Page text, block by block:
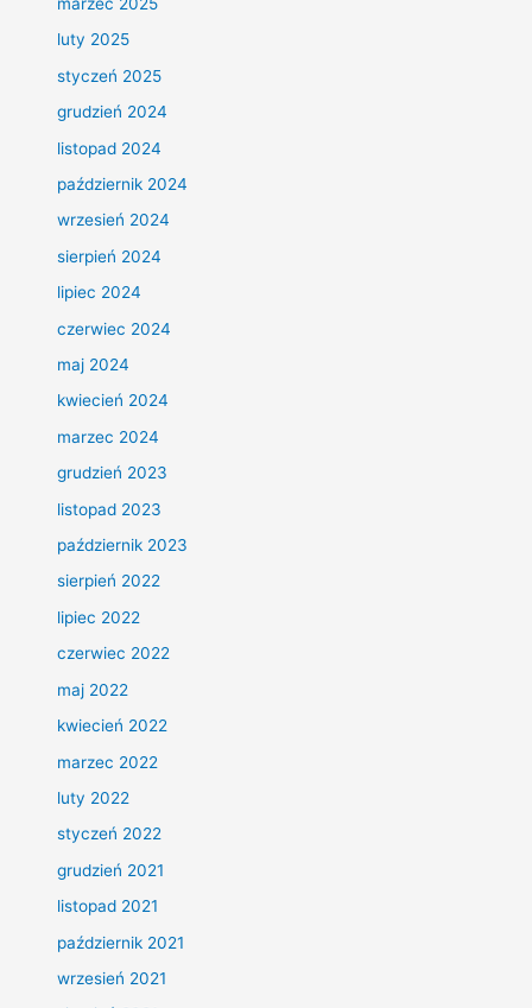
luty 2025
styczeń 2025
grudzień 2024
listopad 2024
październik 2024
wrzesień 2024
sierpień 2024
lipiec 2024
czerwiec 2024
maj 2024
kwiecień 2024
marzec 2024
grudzień 2023
listopad 2023
październik 2023
sierpień 2022
lipiec 2022
czerwiec 2022
maj 2022
kwiecień 2022
marzec 2022
luty 2022
styczeń 2022
grudzień 2021
listopad 2021
październik 2021
wrzesień 2021